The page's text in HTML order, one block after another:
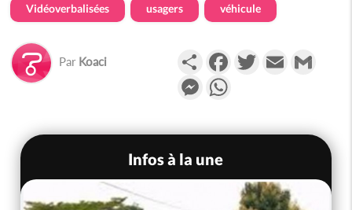
Vidéoverbalisées usagers véhicule
Par Koaci PartagerFacebookTwitterEmail
Messenger
Infos à la une